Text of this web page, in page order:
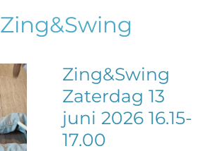
Zing&Swing
Zing&Swing
Zaterdag 13
juni 2026 16.15-
17.00